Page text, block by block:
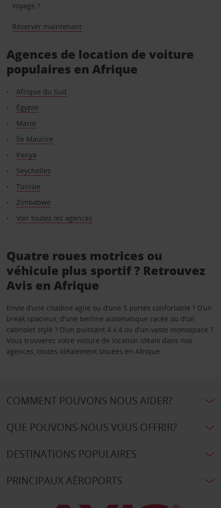
voyage ?
Réserver maintenant
Agences de location de voiture
populaires en Afrique
Afrique du Sud
Égypte
Maroc
Île Maurice
Kenya
Seychelles
Tunisie
Zimbabwe
Voir toutes les agences
Quatre roues motrices ou
véhicule plus sportif ? Retrouvez
Avis en Afrique
Envie d’une citadine agile ou d’une 5 portes confortable ? D’un
break spacieux, d’une berline automatique racée ou d’un
cabriolet stylé ? D’un puissant 4 x 4 ou d’un vaste monospace ?
Vous trouverez votre voiture de location idéale dans nos
agences, toutes idéalement situées en Afrique.
COMMENT POUVONS NOUS AIDER?
QUE POUVONS-NOUS VOUS OFFRIR?
DESTINATIONS POPULAIRES
PRINCIPAUX AÉROPORTS